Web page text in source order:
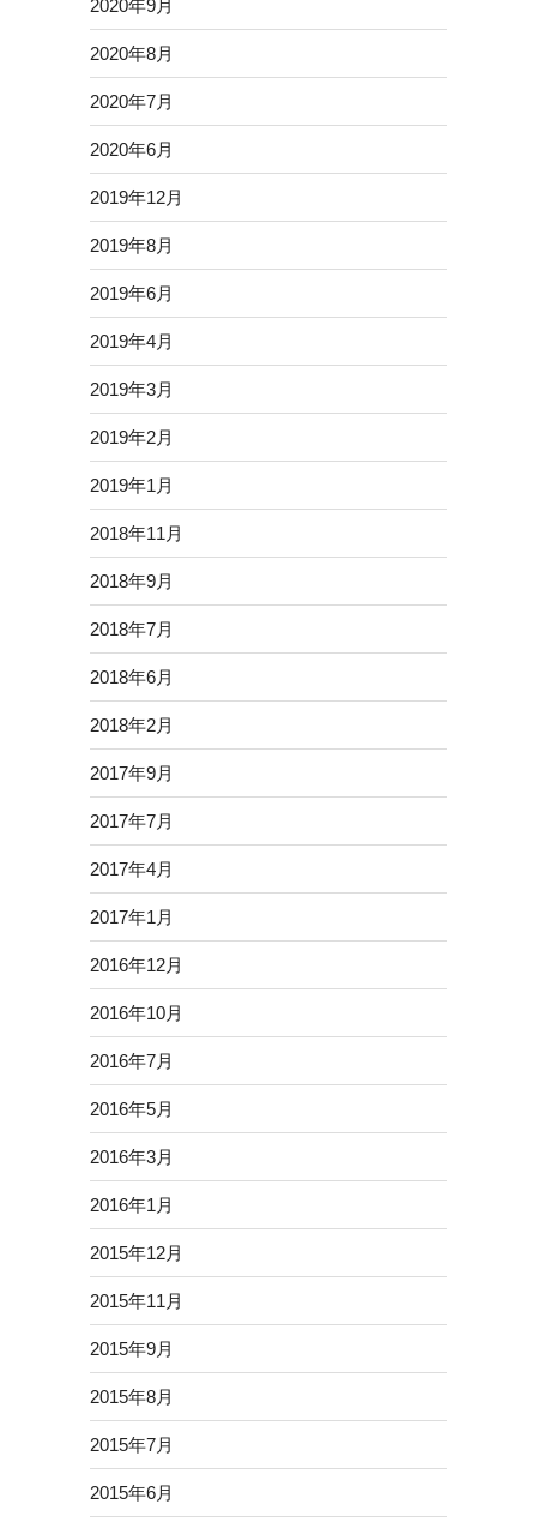
2020年9月
2020年8月
2020年7月
2020年6月
2019年12月
2019年8月
2019年6月
2019年4月
2019年3月
2019年2月
2019年1月
2018年11月
2018年9月
2018年7月
2018年6月
2018年2月
2017年9月
2017年7月
2017年4月
2017年1月
2016年12月
2016年10月
2016年7月
2016年5月
2016年3月
2016年1月
2015年12月
2015年11月
2015年9月
2015年8月
2015年7月
2015年6月